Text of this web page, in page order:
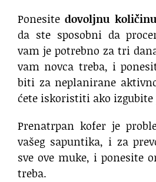
Ponesite dovoljnu
da ste sposobni da
vam je potrebno za tri
vam novca treba, i
biti za neplanirane
ćete iskoristiti ako
Prenatrpan kofer je
vašeg sapuntika, i za
sve ove muke, i ponesite
treba.